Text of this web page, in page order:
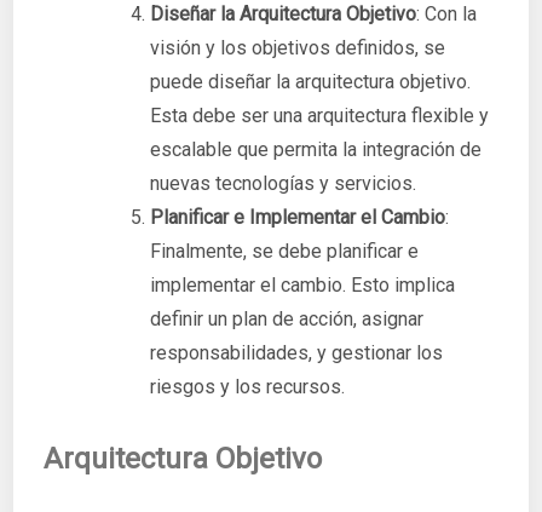
Diseñar la Arquitectura Objetivo: Con la
visión y los objetivos definidos, se
puede diseñar la arquitectura objetivo.
Esta debe ser una arquitectura flexible y
escalable que permita la integración de
nuevas tecnologías y servicios.
Planificar e Implementar el Cambio:
Finalmente, se debe planificar e
implementar el cambio. Esto implica
definir un plan de acción, asignar
responsabilidades, y gestionar los
riesgos y los recursos.
Arquitectura Objetivo